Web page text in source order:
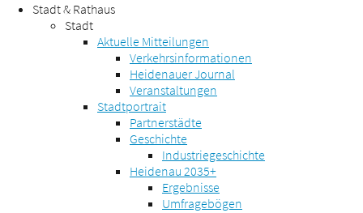
Stadt & Rathaus
Stadt
Aktuelle Mitteilungen
Verkehrsinformationen
Heidenauer Journal
Veranstaltungen
Stadtportrait
Partnerstädte
Geschichte
Industriegeschichte
Heidenau 2035+
Ergebnisse
Umfragebögen